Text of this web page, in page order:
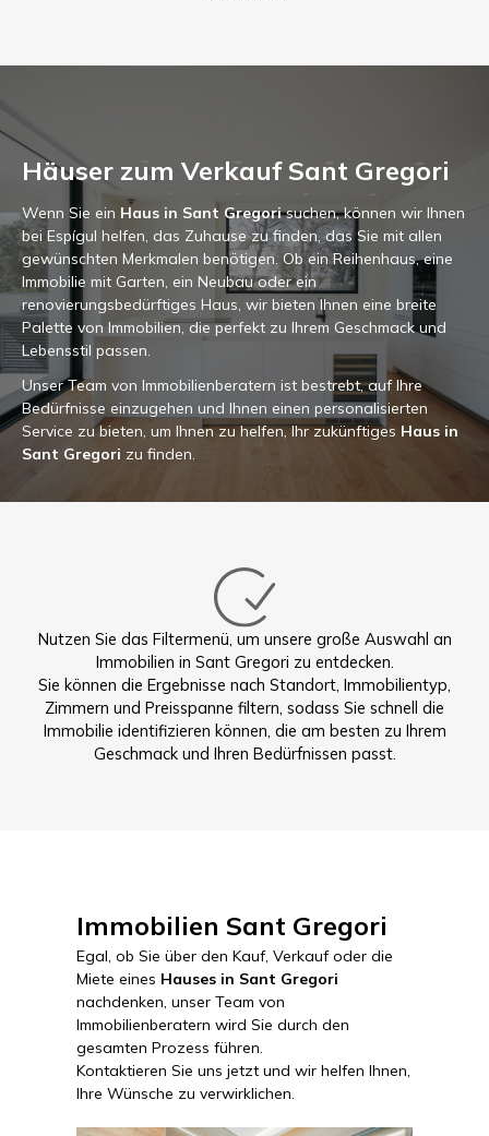
Häuser zum Verkauf Sant Gregori
Wenn Sie ein Haus in Sant Gregorisuchen, können wir Ihnen
bei Espígul helfen, das Zuhause zu finden, das Sie mit allen
gewünschten Merkmalen benötigen. Ob ein Reihenhaus, eine
Immobilie mit Garten, ein Neubau oder ein
renovierungsbedürftiges Haus, wir bieten Ihnen eine breite
Palette von Immobilien, die perfekt zu Ihrem Geschmack und
Lebensstil passen.
Unser Team von Immobilienberatern ist bestrebt, auf Ihre
Bedürfnisse einzugehen und Ihnen einen personalisierten
Service zu bieten, um Ihnen zu helfen, Ihr zukünftiges Haus in
Sant Gregori zu finden.
Nutzen Sie das Filtermenü, um unsere große Auswahl an
Immobilien in Sant Gregori zu entdecken.
Sie können die Ergebnisse nach Standort, Immobilientyp,
Zimmern und Preisspanne filtern, sodass Sie schnell die
Immobilie identifizieren können, die am besten zu Ihrem
Geschmack und Ihren Bedürfnissen passt.
Immobilien Sant Gregori
Egal, ob Sie über den Kauf, Verkauf oder die
Miete eines Hauses in Sant Gregori
nachdenken, unser Team von
Immobilienberatern wird Sie durch den
gesamten Prozess führen.
Kontaktieren Sie uns jetzt und wir helfen Ihnen,
Ihre Wünsche zu verwirklichen.